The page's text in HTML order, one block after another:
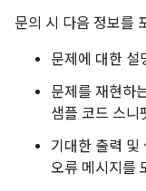
문의 시 다음 정보를
문제에 대한 설
문제를 재현하
샘플 코드 스니
기대한 출력 및
오류 메시지를